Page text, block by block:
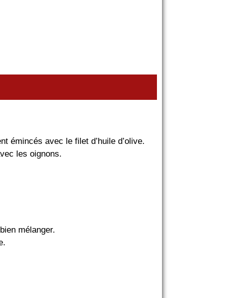
émincés avec le filet d’huile d’olive.
les oignons.
mélanger.